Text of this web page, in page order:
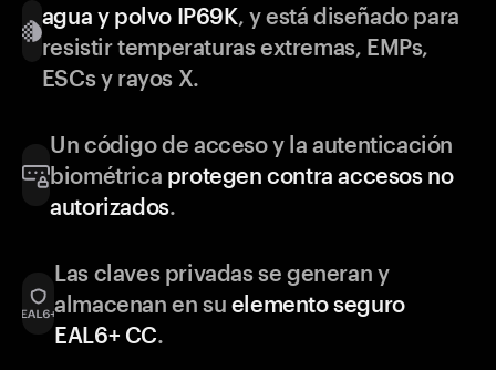
agua y polvo IP69K, y está diseñado para
resistir temperaturas extremas, EMPs,
ESCs y rayos X.
Un código de acceso y la autenticación
biométrica protegen contra accesos no
autorizados.
Las claves privadas se generan y
almacenan en su elemento seguro
EAL6+ CC.